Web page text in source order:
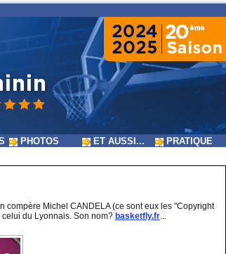
PHOTOS ET AUSSI... PRATIQUE
compère Michel CANDELA (ce sont eux les "Copyright
du Lyonnais. Son nom? basketfly.fr...